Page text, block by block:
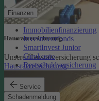
Finanzen
Immobilienfinanzierung
Investmentfonds
SmartInvest Junior
Girokonto
Restschuldversicherung
Service
Schadenmeldung
Hausratversicherung
Unsere Hausratversicherung
Hausratversicherung